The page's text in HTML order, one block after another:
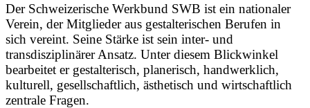
Der Schweizerische Werkbund SWB ist ein nationaler
Verein, der Mitglieder aus gestalterischen Berufen in
sich vereint. Seine Stärke ist sein inter- und
transdisziplinärer Ansatz. Unter diesem Blickwinkel
bearbeitet er gestalterisch, planerisch, handwerklich,
kulturell, gesellschaftlich, ästhetisch und wirtschaftlich
zentrale Fragen.